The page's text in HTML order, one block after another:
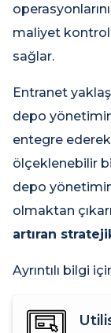
maliyet
sağlar.
Entranet
depo
entegre
ölçeklenebilir
depo
olmaktan
artıran
Ayrıntılı bilgi